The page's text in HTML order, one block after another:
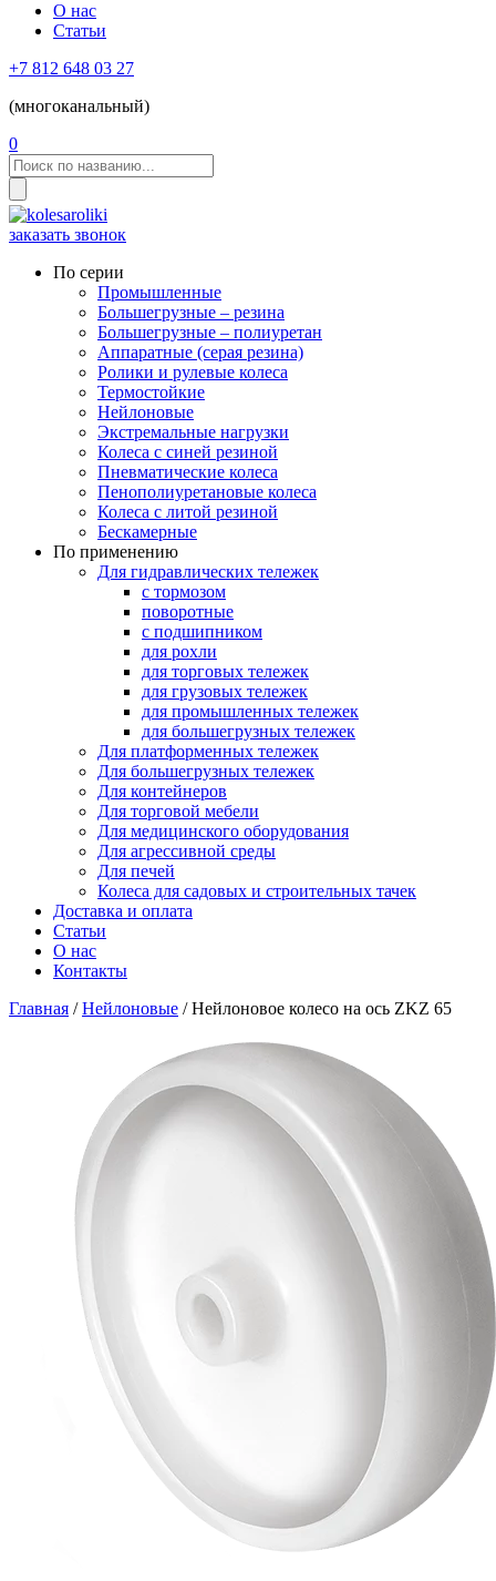
О нас
Статьи
+7 812 648 03 27
(многоканальный)
0
заказать звонок
По серии
Промышленные
Большегрузные – резина
Большегрузные – полиуретан
Аппаратные (серая резина)
Ролики и рулевые колеса
Термостойкие
Нейлоновые
Экстремальные нагрузки
Колеса с синей резиной
Пневматические колеса
Пенополиуретановые колеса
Колеса с литой резиной
Бескамерные
По применению
Для гидравлических тележек
с тормозом
поворотные
с подшипником
для рохли
для торговых тележек
для грузовых тележек
для промышленных тележек
для большегрузных тележек
Для платформенных тележек
Для большегрузных тележек
Для контейнеров
Для торговой мебели
Для медицинского оборудования
Для агрессивной среды
Для печей
Колеса для садовых и строительных тачек
Доставка и оплата
Статьи
О нас
Контакты
Главная /Нейлоновые /Нейлоновое колесо на ось ZKZ 65